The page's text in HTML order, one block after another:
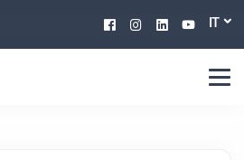
Facebook
Instagram
Linkedin
IT